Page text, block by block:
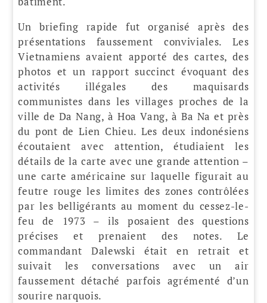
Un briefing rapide fut organisé après des
présentations faussement conviviales. Les
Vietnamiens avaient apporté des cartes, des
photos et un rapport succinct évoquant des
activités illégales des maquisards
communistes dans les villages proches de la
ville de Da Nang, à Hoa Vang, à Ba Na et près
du pont de Lien Chieu. Les deux indonésiens
écoutaient avec attention, étudiaient les
détails de la carte avec une grande attention –
une carte américaine sur laquelle figurait au
feutre rouge les limites des zones contrôlées
par les belligérants au moment du cessez-le-
feu de 1973 – ils posaient des questions
précises et prenaient des notes. Le
commandant Dalewski était en retrait et
suivait les conversations avec un air
faussement détaché parfois agrémenté d’un
sourire narquois.